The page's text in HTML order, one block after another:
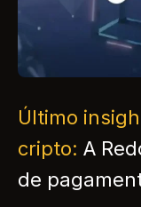
Último
cripto: A
de